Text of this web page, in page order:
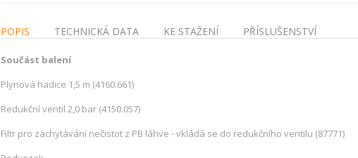
POPIS TECHNICKÁ DATA KE STAŽENÍ PŘÍSLUŠENSTVÍ
Součást balení
Plynová hadice 1,5 m (4160.661)
Redukční ventil 2,0 bar (4150.057)
Filtr pro zachytávání nečistot z PB láhve - vkládá se do redukčního ventilu (87771)